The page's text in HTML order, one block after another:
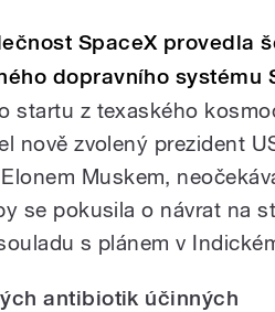
SpaceX provedla
dopravního systému
startu z texaského
nově zvolený prezident
Muskem,
se pokusila o návrat na
s plánem v
antibiotik účinných